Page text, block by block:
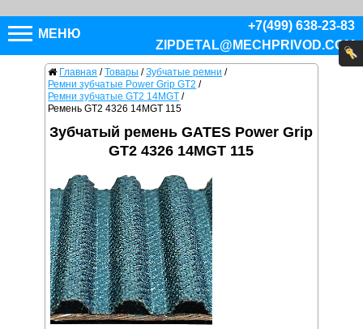
МЕНЮ
+7(499) 638-23-83
ZIPDETAL@MECHPRIVOD.COM
Главная / Товары / Зубчатые ремни /
Ремни зубчатые Power Grip GT2 /
Ремни зубчатые GT2 14MGT /
Ремень GT2 4326 14MGT 115
Зубчатый ремень GATES Power Grip
GT2 4326 14MGT 115